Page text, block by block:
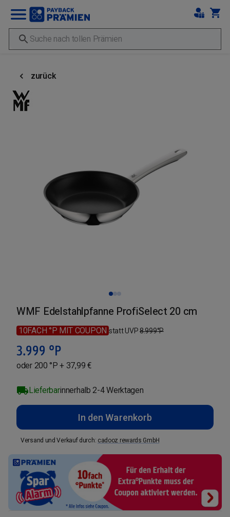
zurück
WMF Edelstahlpfanne ProfiSelect 20 cm
10FACH °P MIT COUPON statt UVP8.999°P
3.999 °P
oder 200 °P + 37,99 €
Lieferbarinnerhalb 2-4 Werktagen
In den Warenkorb
Versand und Verkauf durch: cadooz rewards GmbH